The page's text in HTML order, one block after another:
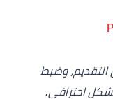
التقديم، وضبط
احترافي.